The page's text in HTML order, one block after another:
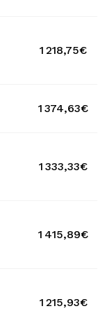
1 218,75€
1 374,63€
1 333,33€
1 415,89€
1 215,93€